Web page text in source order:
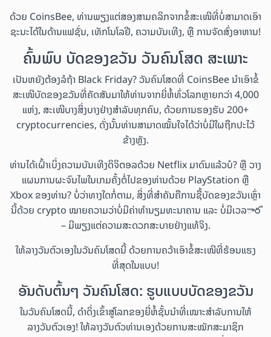
ດ້ວຍ CoinsBee, ທ່ານພຽງແຕ່ສອງສາມຄລິກຈາກຂໍ້ສະເໜີທີ່ບໍ່ສາມາດເອົາ
ຊະນະໄດ້ໃນດ້ານແຟຊັ່ນ, ເທັກໂນໂລຢີ, ຄວາມບັນເທີງ, ຫຼື ການຈັດສົ່ງອາຫານ!
ຄົ້ນພົບ ບັດຂອງຂວັນ ວັນຄົນໂສດ ສະເພາະ
ເປັນຫຍັງຕ້ອງລໍຖ້າ Black Friday? ວັນຄົນໂສດທີ່ CoinsBee ນຳເອົາຂໍ້
ສະເໜີບັດຂອງຂວັນທີ່ຄັດສັນມາໃຫ້ທ່ານຈາກຍີ່ຫໍ້ທົ່ວໂລກຫຼາຍກວ່າ 4,000
ແຫ່ງ, ສະເໜີບາງສິ່ງບາງຢ່າງສຳລັບທຸກຄົນ, ດ້ວຍການຮອງຮັບ 200+
cryptocurrencies, ດັ່ງນັ້ນທ່ານສາມາດໝັ້ນໃຈໄດ້ວ່າບໍ່ມີໃຜຖືກປະໄວ້
ຂ້າງຫຼັງ.
ທ່ານໄດ້ເຝົ້າເບິ່ງຄວາມບັນເທີງດິຈິຕອລດ້ວຍ Netflix ມາດົນແລ້ວບໍ? ຫຼື ວາງ
ແຜນການຜະຈົນໄພໃນເກມຄັ້ງຕໍ່ໄປຂອງທ່ານດ້ວຍ PlayStation ຫຼື
Xbox ຂອງທ່ານ? ບໍ່ວ່າທາງໃດກໍ່ຕາມ, ສິ່ງທີ່ສຳຄັນຄືການຊື້ບັດຂອງຂວັນເຫຼົ່າ
ນີ້ດ້ວຍ crypto ໝາຍຄວາມວ່າບໍ່ມີຄ່າທຳນຽມທະນາຄານ ແລະ ບໍ່ມີເວລారໍ
– ມີພຽງແຕ່ຄວາມສະດວກສະບາຍຢ່າງແທ້ຈິງ.
ໃຫ້ລາງວັນຕົວເອງໃນວັນຄົນໂສດນີ້ ດ້ວຍການຄວ້າເອົາຂໍ້ສະເໜີທີ່ຮ້ອນແຮງ
ທີ່ສຸດໃນແບບ!
ອັນດັບຕົ້ນໆ ວັນຄົນໂສດ: ຮູບແບບບັດຂອງຂວັນ
ໃນວັນຄົນໂສດນີ້, ດຳດິ່ງເຂົ້າສູ່ໂລກຂອງຍີ່ຫໍ້ຊັ້ນນຳທີ່ເໝາະສຳລັບການໃຫ້
ລາງວັນຕົວເອງ! ໃຫ້ລາງວັນຕົວທ່ານເອງດ້ວຍການສະໝັກສະມາຊິກ